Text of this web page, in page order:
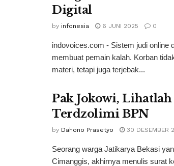
Digital
by infonesia 6 JUNI 2025 0
indovoices.com - Sistem judi online
membuat pemain kalah. Korban
materi, tetapi juga terjebak...
Pak Jokowi,
Terdzolimi BPN
by Dahono Prasetyo 30 DESEMBER
Seorang warga Jatikarya Bekasi
Cimanggis, akhirnya menulis surat